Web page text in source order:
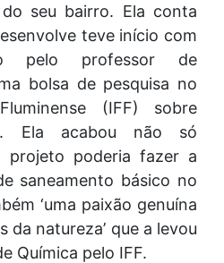
seu bairro. Ela conta
teve início com
pelo professor de
bolsa de pesquisa no
(IFF) sobre
Ela acabou não só
projeto poderia fazer a
saneamento básico no
‘uma paixão genuína
da natureza’ que a levou
Química pelo IFF.